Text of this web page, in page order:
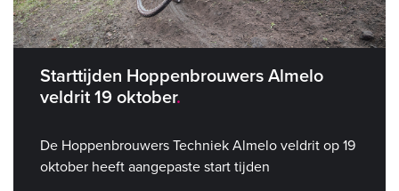
Starttijden Hoppenbrouwers Almelo
veldrit 19 oktober
De Hoppenbrouwers Techniek Almelo veldrit op 19
oktober heeft aangepaste start tijden